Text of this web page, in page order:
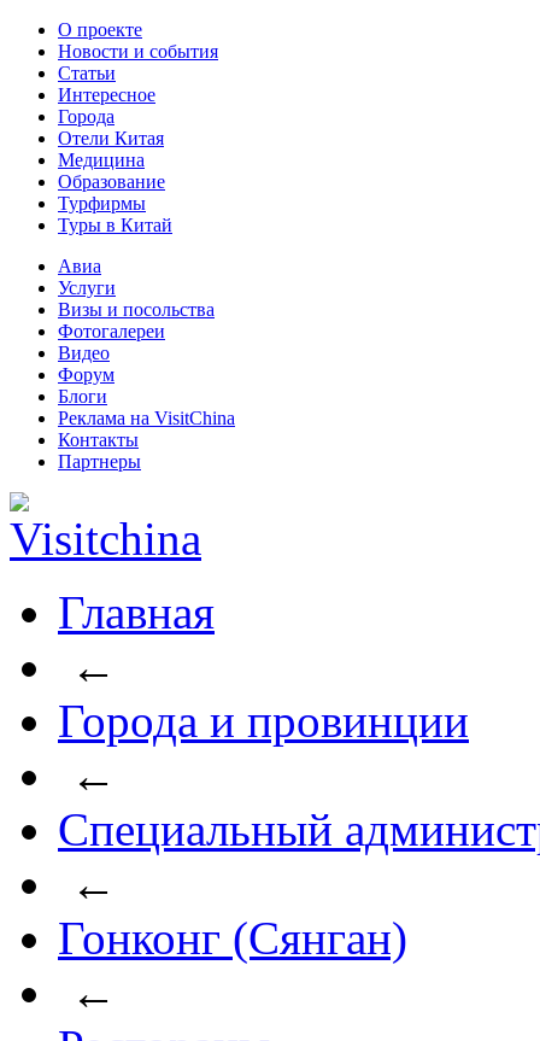
О проекте
Новости и события
Статьи
Интересное
Города
Отели Китая
Медицина
Образование
Турфирмы
Туры в Китай
Авиа
Услуги
Визы и посольства
Фотогалереи
Видео
Форум
Блоги
Реклама на VisitChina
Контакты
Партнеры
Главная
←
Города и провинции
←
Специальный
←
Гонконг (Сянган)
←